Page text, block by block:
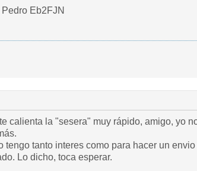
Eb2FJN
calienta la "sesera" muy rápido, amigo, yo
tengo tanto interes como para hacer un
Lo dicho, toca esperar.